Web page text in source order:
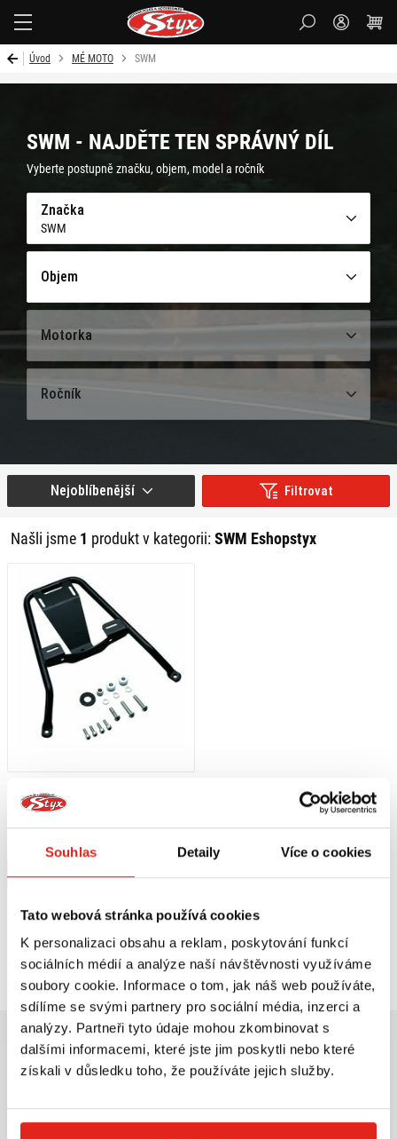
Souhlas Detaily Více o cookies
Tato webová stránka používá cookies
K personalizaci obsahu a reklam, poskytování funkcí
sociálních médií a analýze naší návštěvnosti využíváme
soubory cookie. Informace o tom, jak náš web používáte,
sdílíme se svými partnery pro sociální média, inzerci a
analýzy. Partneři tyto údaje mohou zkombinovat s
dalšími informacemi, které jste jim poskytli nebo které
získali v důsledku toho, že používáte jejich služby.
Úvod MÉ MOTO SWM
SWM - NAJDĚTE TEN SPRÁVNÝ DÍL
Vyberte postupně značku, objem, model a ročník
Značka
SWM
Objem
Motorka
Ročník
Filtrovat
Našli jsme 1 produkt v kategorii:SWM Eshopstyx
Nejoblíbenější
GIVI DRŽÁK KUFRU SWM SIX DAYS
Na objednávku
Koupit
Prohlédli jste si1z1produktů
Největší výběr moto
Doprava ZDARMA pro